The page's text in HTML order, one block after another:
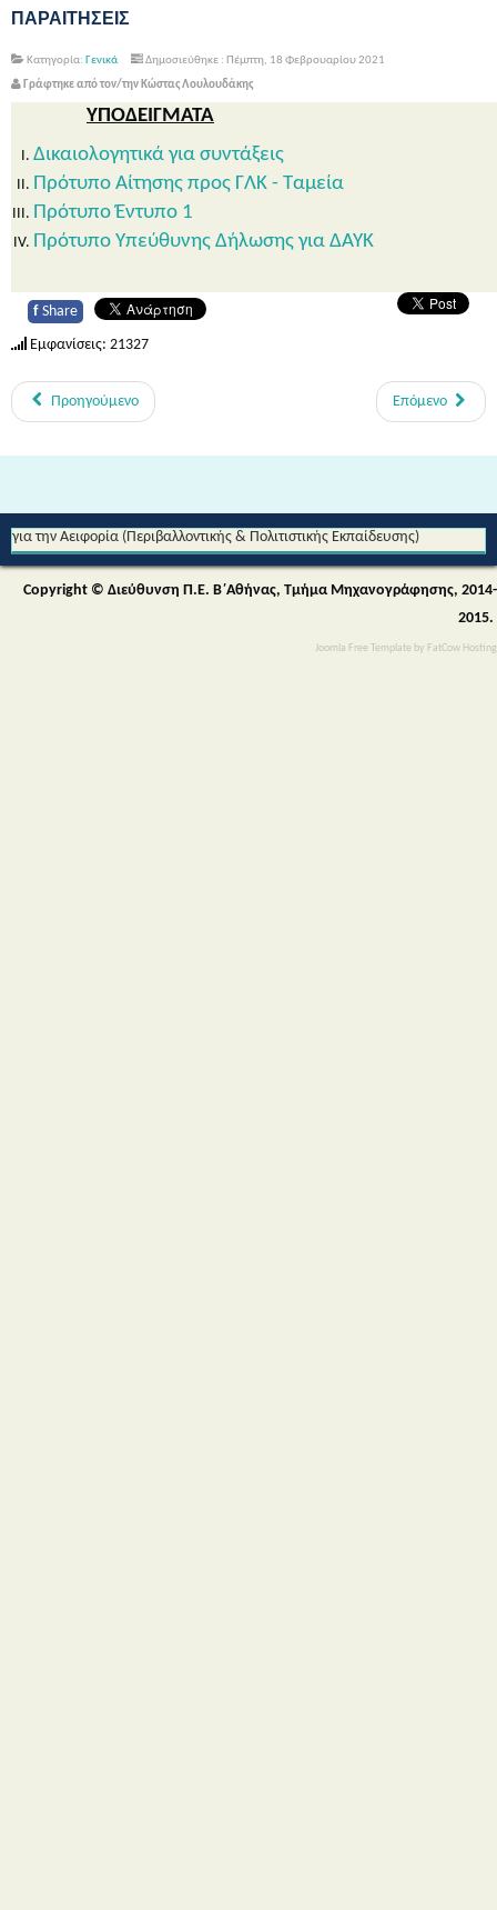
Joomla Free Template by FatCow Hosting
ΠΑΡΑΙΤΗΣΕΙΣ
Κατηγορία: Γενικά
Δημοσιεύθηκε : Πέμπτη, 18 Φεβρουαρίου 2021
Γράφτηκε από τον/την Κώστας Λουλουδάκης
ΥΠΟΔΕΙΓΜΑΤΑ
Δικαιολογητικά για συντάξεις
Πρότυπο Αίτησης προς ΓΛΚ - Ταμεία
Πρότυπο Έντυπο 1
Πρότυπο Υπεύθυνης Δήλωσης για ΔΑΥΚ
f Share
Εμφανίσεις: 21327
Προηγούμενο Επόμενο
για την Αειφορία (Περιβαλλοντικής & Πολιτιστικής Εκπαίδευσης)
Copyright © Διεύθυνση Π.Ε. Β΄Αθήνας, Τμήμα Μηχανογράφησης, 2014-
2015.